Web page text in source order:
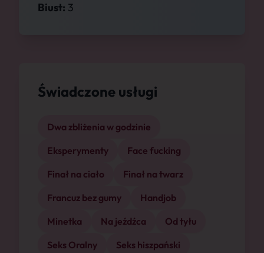
Biust: 3
Świadczone usługi
Dwa zbliżenia w godzinie
Eksperymenty
Face fucking
Finał na ciało
Finał na twarz
Francuz bez gumy
Handjob
Minetka
Na jeźdźca
Od tyłu
Seks Oralny
Seks hiszpański